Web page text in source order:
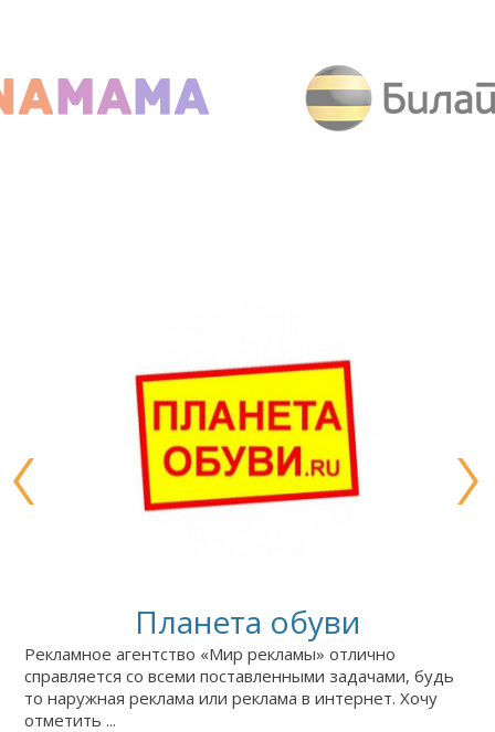
Планета обуви
Рекламное агентство «Мир рекламы» отлично
справляется со всеми поставленными задачами, будь
то наружная реклама или реклама в интернет. Хочу
отметить ...